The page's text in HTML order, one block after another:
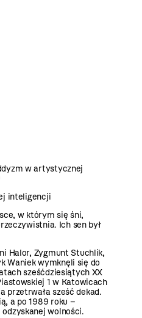
w artystycznej
inteligencji
w którym się śni,
Ich sen był
Halor, Zygmunt Stuchlik,
Waniek wymknęli się do
sześćdziesiątych XX
1 w Katowicach
przetrwała sześć dekad.
a po 1989 roku –
wolności.